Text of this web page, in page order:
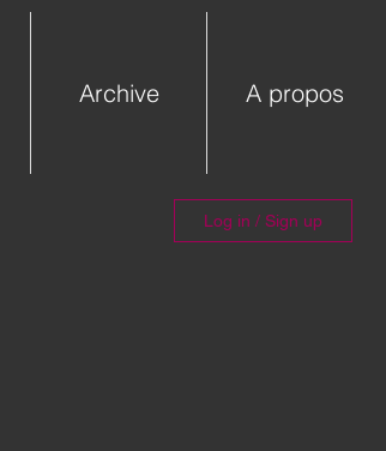
Archive A propos
Log in / Sign up